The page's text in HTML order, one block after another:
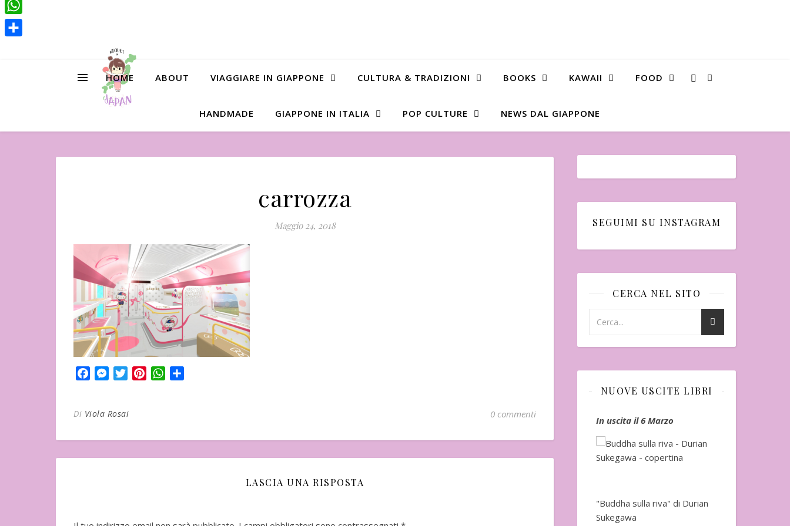
HOME ABOUT VIAGGIARE IN GIAPPONE CULTURA & TRADIZIONI BOOKS KAWAII FOOD
HANDMADE GIAPPONE IN ITALIA POP CULTURE NEWS DAL GIAPPONE
carrozza
Maggio 24, 2018
FacebookMessenger
TwitterPinterestWhatsApp
Di Viola Rosai 0 commenti
LASCIA UNA RISPOSTA
SEGUIMI SU INSTAGRAM
CERCA NEL SITO
NUOVE USCITE LIBRI
In uscita a Febbraio 2026 Uscito a Febbraio In uscita il 6 Marzo
"Buddha sulla riva" di Durian
Sukegawa
WhatsApp